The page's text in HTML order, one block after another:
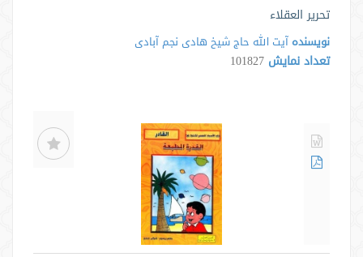
تحریر العقلاء
نویسنده آیت الله حاج شیخ هادی نجم آبادی
تعداد نمایش 101827